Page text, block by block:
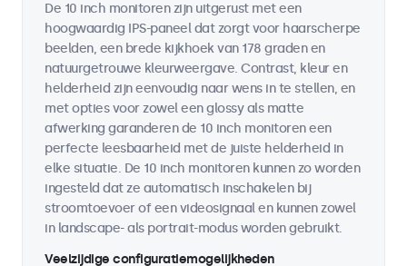
De 10 inch monitoren zijn uitgerust met een
hoogwaardig IPS-paneel dat zorgt voor haarscherpe
beelden, een brede kijkhoek van 178 graden en
natuurgetrouwe kleurweergave. Contrast, kleur en
helderheid zijn eenvoudig naar wens in te stellen, en
met opties voor zowel een glossy als matte
afwerking garanderen de 10 inch monitoren een
perfecte leesbaarheid met de juiste helderheid in
elke situatie. De 10 inch monitoren kunnen zo worden
ingesteld dat ze automatisch inschakelen bij
stroomtoevoer of een videosignaal en kunnen zowel
in landscape- als portrait-modus worden gebruikt.
Veelzijdige configuratiemogelijkheden